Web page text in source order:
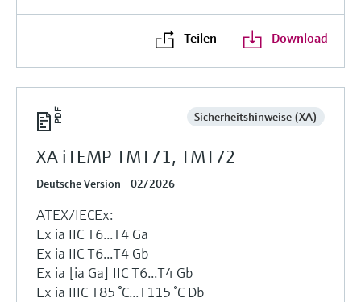
Teilen Download
Sicherheitshinweise (XA)
XA iTEMP TMT71, TMT72
Deutsche Version - 02/2026
ATEX/IECEx:
Ex ia IIC T6...T4 Ga
Ex ia IIC T6...T4 Gb
Ex ia [ia Ga] IIC T6...T4 Gb
Ex ia IIIC T85 °C...T115 °C Db